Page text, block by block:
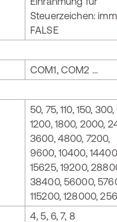
Steuerzeichen:
FALSE
COM1, COM2 ...
50, 75, 110, 150,
1200, 1800, 2000,
3600, 4800, 7200,
9600, 10400,
15625, 19200,
38400, 56000,
115200, 128000,
4, 5, 6, 7, 8